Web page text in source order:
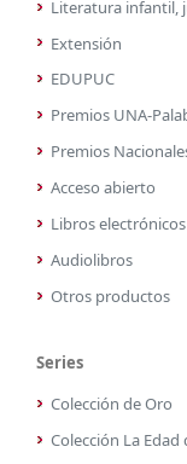
Literatura infantil,
Extensión
EDUPUC
Premios UNA-
Premios
Acceso abierto
Libros electrónicos
Audiolibros
Otros productos
Series
Colección de Oro
Colección La